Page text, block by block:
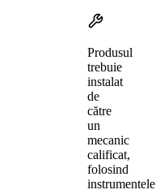
Produsul
trebuie
instalat
de
către
un
mecanic
calificat,
folosind
instrumentele